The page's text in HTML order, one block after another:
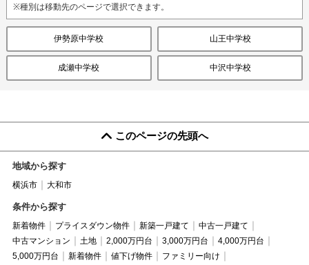
※種別は移動先のページで選択できます。
伊勢原中学校 山王中学校
成瀬中学校 中沢中学校
このページの先頭へ
地域から探す
横浜市 大和市
条件から探す
新着物件 プライスダウン物件 新築一戸建て
中古一戸建て
中古マンション
土地 2,000万円台 3,000万円台
4,000万円台
5,000万円台
新着物件 値下げ物件
ファミリー向け